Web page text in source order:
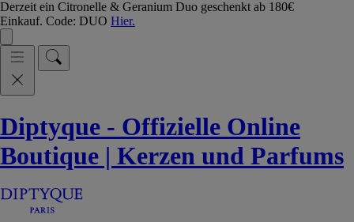
Derzeit ein Citronelle & Geranium Duo geschenkt ab 180€
Einkauf. Code: DUO Hier.
Diptyque - Offizielle Online
Boutique | Kerzen und Parfums